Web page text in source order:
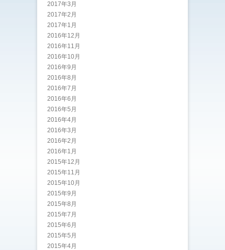
2017年3月
2017年2月
2017年1月
2016年12月
2016年11月
2016年10月
2016年9月
2016年8月
2016年7月
2016年6月
2016年5月
2016年4月
2016年3月
2016年2月
2016年1月
2015年12月
2015年11月
2015年10月
2015年9月
2015年8月
2015年7月
2015年6月
2015年5月
2015年4月